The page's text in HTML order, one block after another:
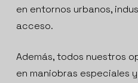
en entornos urbanos,
acceso.
Además, todos nuestros
en maniobras especiales